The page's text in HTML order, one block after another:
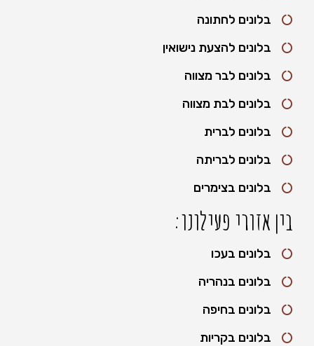
בלונים לחתונה
בלונים להצעת נישואין
בלונים לבר מצווה
בלונים לבת מצווה
בלונים לברית
בלונים לבריתה
בלונים בצימרים
בין אזורי פעילונו:
בלונים בעכו
בלונים בנהריה
בלונים בחיפה
בלונים בקריות